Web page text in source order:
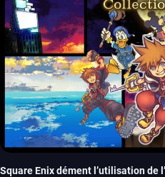
Square Enix dément l’utilisation de